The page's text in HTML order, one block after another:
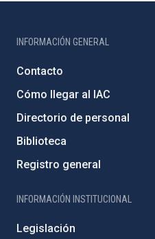
INFORMACIÓN GENERAL
Contacto
Cómo llegar al IAC
Directorio de personal
Biblioteca
Registro general
INFORMACIÓN INSTITUCIONAL
Legislación